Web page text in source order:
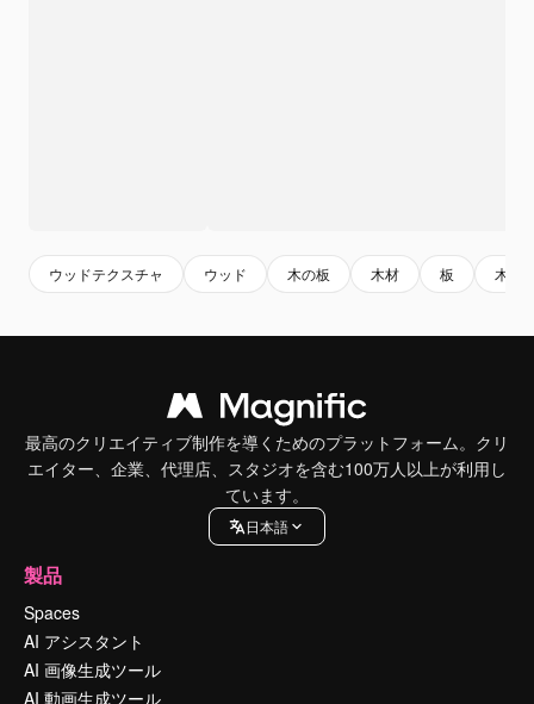
ウッドテクスチャ ウッド 木の板 木材 板 木製
最高のクリエイティブ制作を導くためのプラットフォーム。クリ
エイター、企業、代理店、スタジオを含む100万人以上が利用し
ています。
日本語
製品
Spaces
AI アシスタント
AI 画像生成ツール
AI 動画生成ツール